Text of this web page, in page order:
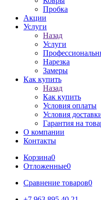
Пробка
Акции
Услуги
Назад
Услуги
Нарезка
Замеры
Как купить
Назад
Как купить
Условия оплаты
Условия
Гарантия на
О компании
Контакты
Корзина0
Отложенные0
Сравнение товаров0